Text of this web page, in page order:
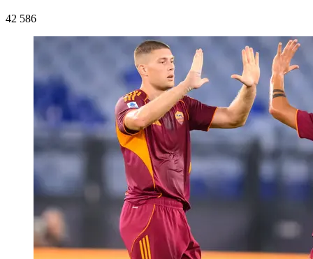
42 586